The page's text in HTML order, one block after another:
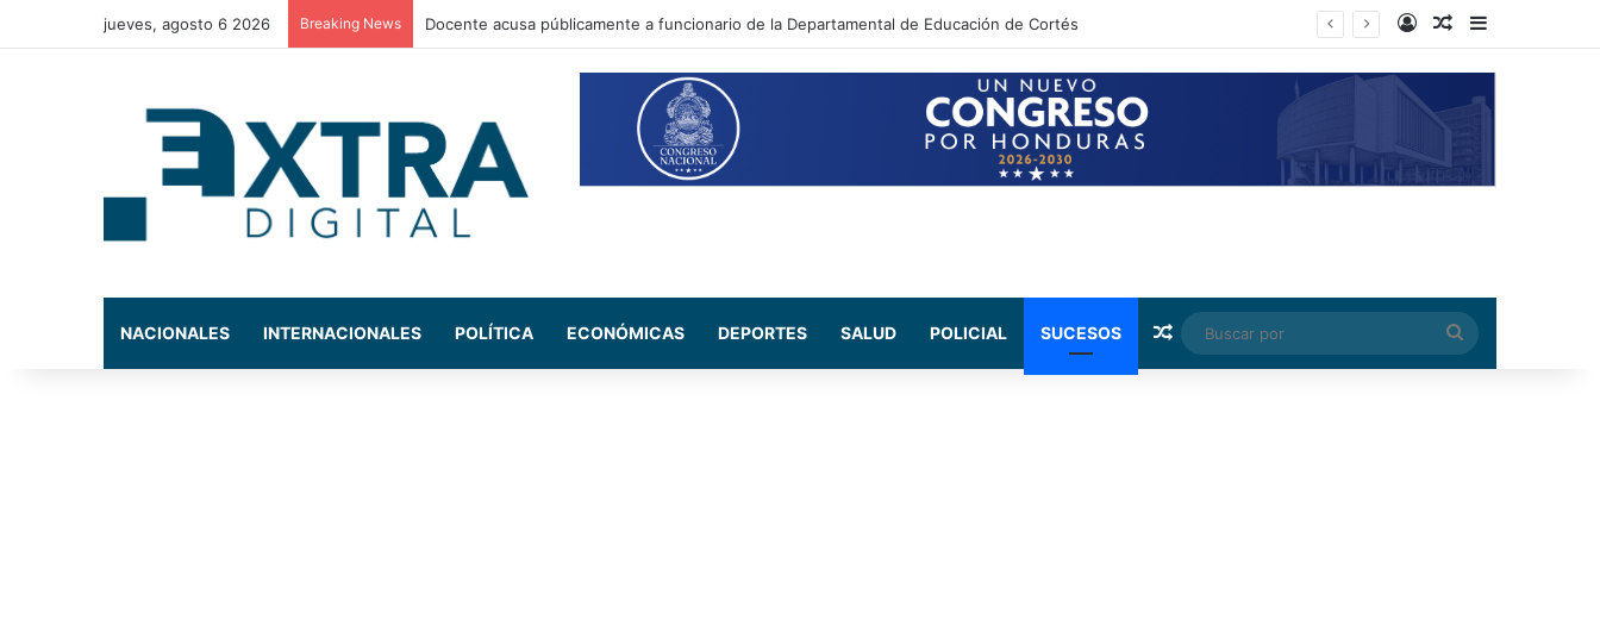
jueves, agosto 6 2026 Breaking News La exdiputada Maribel Espinoza arremete contra el expresidente Juan Orlando Hernández Log InRandom Article
Sidebar
NACIONALES INTERNACIONALES POLÍTICA ECONÓMICAS DEPORTES SALUD POLICIAL SUCESOS Random Article
Buscar
por